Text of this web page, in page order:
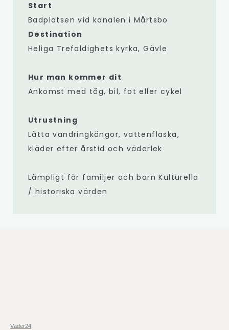
Start
Badplatsen vid kanalen i Mårtsbo
Destination
Heliga Trefaldighets kyrka, Gävle
Hur man kommer dit
Ankomst med tåg, bil, fot eller cykel
Utrustning
Lätta vandringkängor, vattenflaska,
kläder efter årstid och väderlek
Lämpligt för familjer och barn Kulturella
/ historiska värden
Väder24